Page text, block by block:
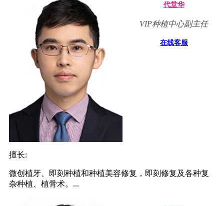
代堂华
VIP种植中心副主任
在线客服
擅长:
微创植牙、即刻种植和种植美容修复，即刻修复及各种复
杂种植、植骨术。...